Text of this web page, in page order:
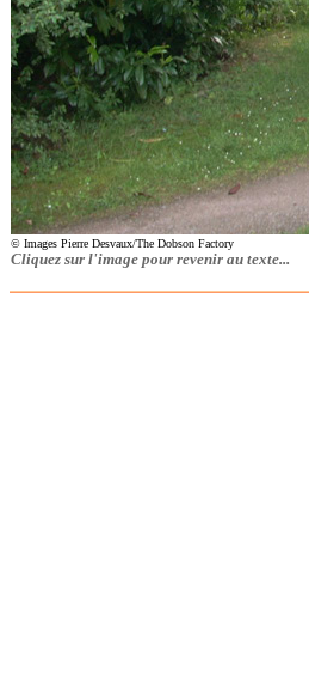
© Images Pierre Desvaux/The Dobson Factory
Cliquez sur l'image pour revenir au texte...